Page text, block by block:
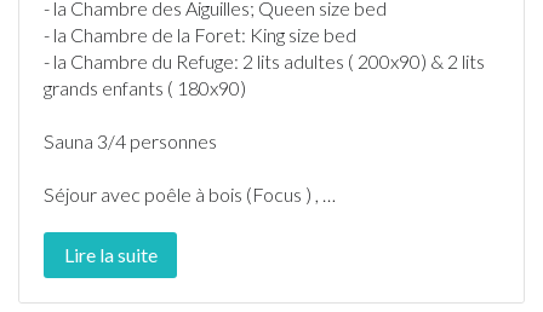
- la Chambre des Aiguilles; Queen size bed
- la Chambre de la Foret: King size bed
- la Chambre du Refuge: 2 lits adultes ( 200x90) & 2 lits
grands enfants ( 180x90)
Sauna 3/4 personnes
Séjour avec poêle à bois (Focus ) , …
Lire la suite